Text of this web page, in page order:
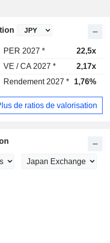
PER 2027 * 22,5x
VE / CA 2027 * 2,17x
Rendement 2027 * 1,76%
de ratios de valorisation